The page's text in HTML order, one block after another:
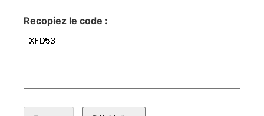
Recopiez le code :